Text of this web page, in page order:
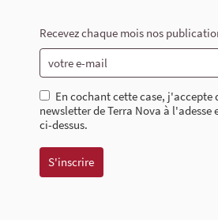
Recevez chaque mois nos
En cochant cette case, j'accepte
newsletter de Terra Nova à l'adesse
ci-dessus.